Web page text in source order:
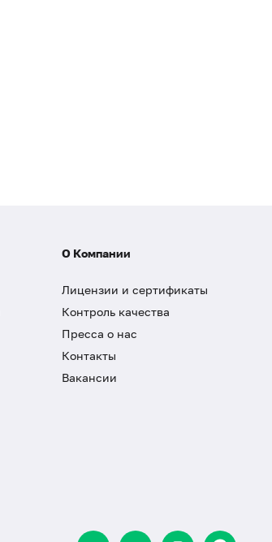
О Компании
Лицензии и сертификаты
Контроль качества
Пресса о нас
Контакты
Вакансии